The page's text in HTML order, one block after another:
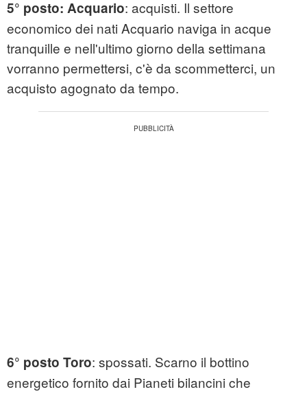
5° posto: Acquario: acquisti. Il settore
economico dei nati Acquario naviga in acque
tranquille e nell'ultimo giorno della settimana
vorranno permettersi, c'è da scommetterci, un
acquisto agognato da tempo.
6° posto Toro: spossati. Scarno il bottino
energetico fornito dai Pianeti bilancini che